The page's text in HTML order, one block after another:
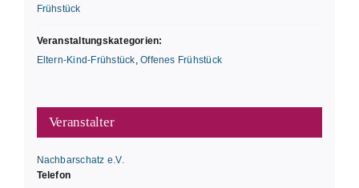
Frühstück
Veranstaltungskategorien:
Eltern-Kind-Frühstück,Offenes Frühstück
Veranstalter
Nachbarschatz e.V.
Telefon